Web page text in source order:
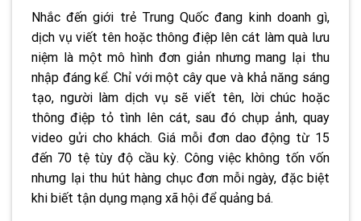
Nhắc đến giới trẻ Trung Quốc đang kinh doanh gì,
dịch vụ viết tên hoặc thông điệp lên cát làm quà lưu
niệm là một mô hình đơn giản nhưng mang lại thu
nhập đáng kể. Chỉ với một cây que và khả năng sáng
tạo, người làm dịch vụ sẽ viết tên, lời chúc hoặc
thông điệp tỏ tình lên cát, sau đó chụp ảnh, quay
video gửi cho khách. Giá mỗi đơn dao động từ 15
đến 70 tệ tùy độ cầu kỳ. Công việc không tốn vốn
nhưng lại thu hút hàng chục đơn mỗi ngày, đặc biệt
khi biết tận dụng mạng xã hội để quảng bá.